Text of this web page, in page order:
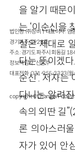
을 알기 때문
는 ‘이순신을
실은 제대로
다는 뜻이겠
순신’. 저자는
다니는 알려
속의 외딴 길
론 의아스러
자가 있어 안
법인명 : ㈜창비ㅣ대표이사 :
경기파주-1928호
주소 : 경기도 파주시 회동길
정보책임자 : 신문수
대표전화 : 031-955-3333(월
copyright © Changbi